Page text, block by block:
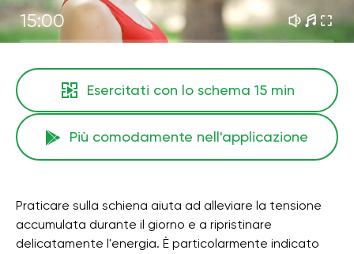
15:00
Esercitati con lo schema 15 min
Più comodamente nell'applicazione
Praticare sulla schiena aiuta ad alleviare la tensione
accumulata durante il giorno e a ripristinare
delicatamente l'energia. È particolarmente indicato